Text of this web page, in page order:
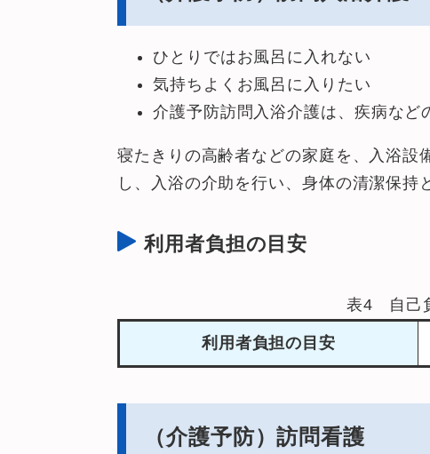
ひとりではお風呂に入れない
気持ちよくお風呂に入りたい
介護予防訪問入浴介護は、疾病など
寝たきりの高齢者などの家庭を、入浴設
し、入浴の介助を行い、身体の清潔保持
利用者負担の目安
表4 自己
利用者負担の目安
（介護予防）訪問看護